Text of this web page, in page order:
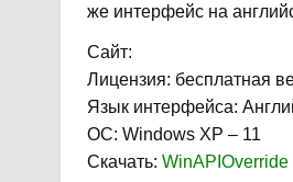
же интерфейс на
Сайт:
Лицензия: бесплатная
Язык интерфейса:
ОС: Windows XP – 11
Скачать: WinAPIOverride